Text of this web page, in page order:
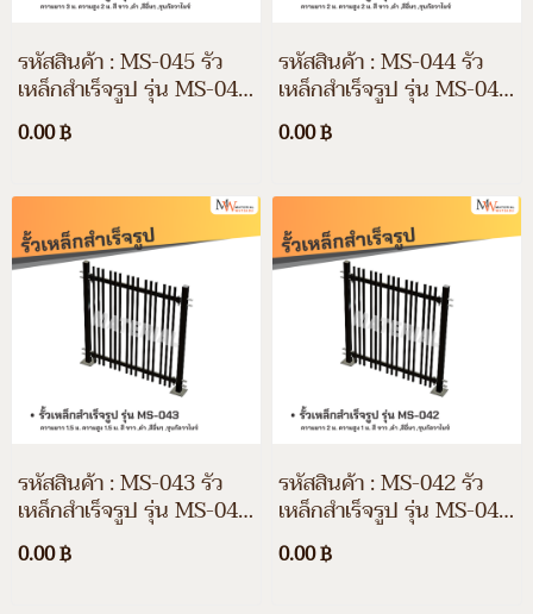
รหัสสินค้า : MS-045 รั้ว
เหล็กสำเร็จรูป รุ่น MS-045
ความยาว 3 ม. ความสูง 2
ม. สี ขาว, ดำ, สีอื่นๆ และชุ
0.00 ฿
รหัสสินค้า : MS-044 รั้ว
เหล็กสำเร็จรูป รุ่น MS-044
ความยาว 2 ม. ความสูง 2
ม. สี ขาว, ดำ, สีอื่นๆ และชุ
0.00 ฿
รหัสสินค้า : MS-043 รั้ว
เหล็กสำเร็จรูป รุ่น MS-043
ความยาว 1.5 ม. ความสูง
1.5 ม. สี ขาว, ดำ, สีอื่นๆ
0.00 ฿
รหัสสินค้า : MS-042 รั้ว
เหล็กสำเร็จรูป รุ่น MS-042
ความยาว 2 ม. ความสูง 1
ม. สี ขาว, ดำ, สีอื่นๆ และชุ
0.00 ฿